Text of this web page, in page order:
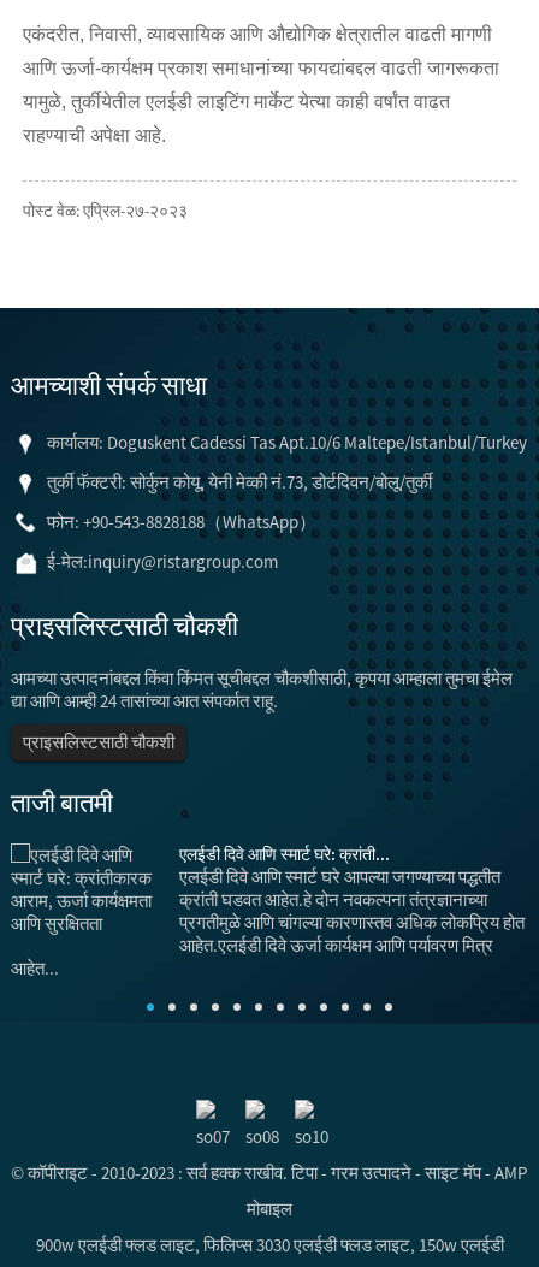
एकंदरीत, निवासी, व्यावसायिक आणि औद्योगिक क्षेत्रातील वाढती मागणी
आणि ऊर्जा-कार्यक्षम प्रकाश समाधानांच्या फायद्यांबद्दल वाढती जागरूकता
यामुळे, तुर्कीयेतील एलईडी लाइटिंग मार्केट येत्या काही वर्षांत वाढत
राहण्याची अपेक्षा आहे.
पोस्ट वेळ: एप्रिल-२७-२०२३
आमच्याशी संपर्क साधा
कार्यालय: Doguskent Cadessi Tas Apt.10/6 Maltepe/Istanbul/Turkey
तुर्की फॅक्टरी: सोर्कुन कोयू, येनी मेव्की नं.73, डोर्टदिवन/बोलू/तुर्की
फोन: +90-543-8828188（WhatsApp）
ई-मेल:inquiry@ristargroup.com
प्राइसलिस्टसाठी चौकशी
आमच्या उत्पादनांबद्दल किंवा किंमत सूचीबद्दल चौकशीसाठी, कृपया आम्हाला तुमचा ईमेल
द्या आणि आम्ही 24 तासांच्या आत संपर्कात राहू.
प्राइसलिस्टसाठी चौकशी
ताजी बातमी
एलईडी दिवे आणि स्मार्ट घरे: क्रांती...
एलईडी दिवे आणि स्मार्ट घरे आपल्या जगण्याच्या पद्धतीत
क्रांती घडवत आहेत.हे दोन नवकल्पना तंत्रज्ञानाच्या
प्रगतीमुळे आणि चांगल्या कारणास्तव अधिक लोकप्रिय होत
आहेत.एलईडी दिवे ऊर्जा कार्यक्षम आणि पर्यावरण मित्र
आहेत...
© कॉपीराइट - 2010-2023 : सर्व हक्क राखीव. टिपा-गरम उत्पादने-साइट मॅप- AMP
मोबाइल
900w एलईडी फ्लड लाइट,फिलिप्स 3030 एलईडी फ्लड लाइट, 150w एलईडी